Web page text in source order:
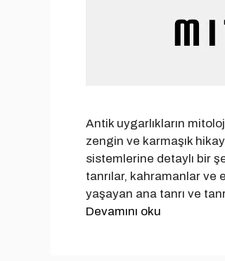
Antik uygarlıkların
zengin ve karmaşık
sistemlerine detaylı bir
tanrılar, kahramanlar ve
yaşayan ana tanrı ve
Devamını oku